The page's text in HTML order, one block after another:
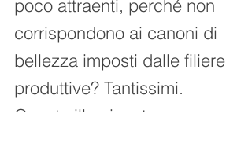
poco attraenti, perché non
corrispondono ai canoni di
bellezza imposti dalle filiere
produttive? Tantissimi.
Questa illuminante